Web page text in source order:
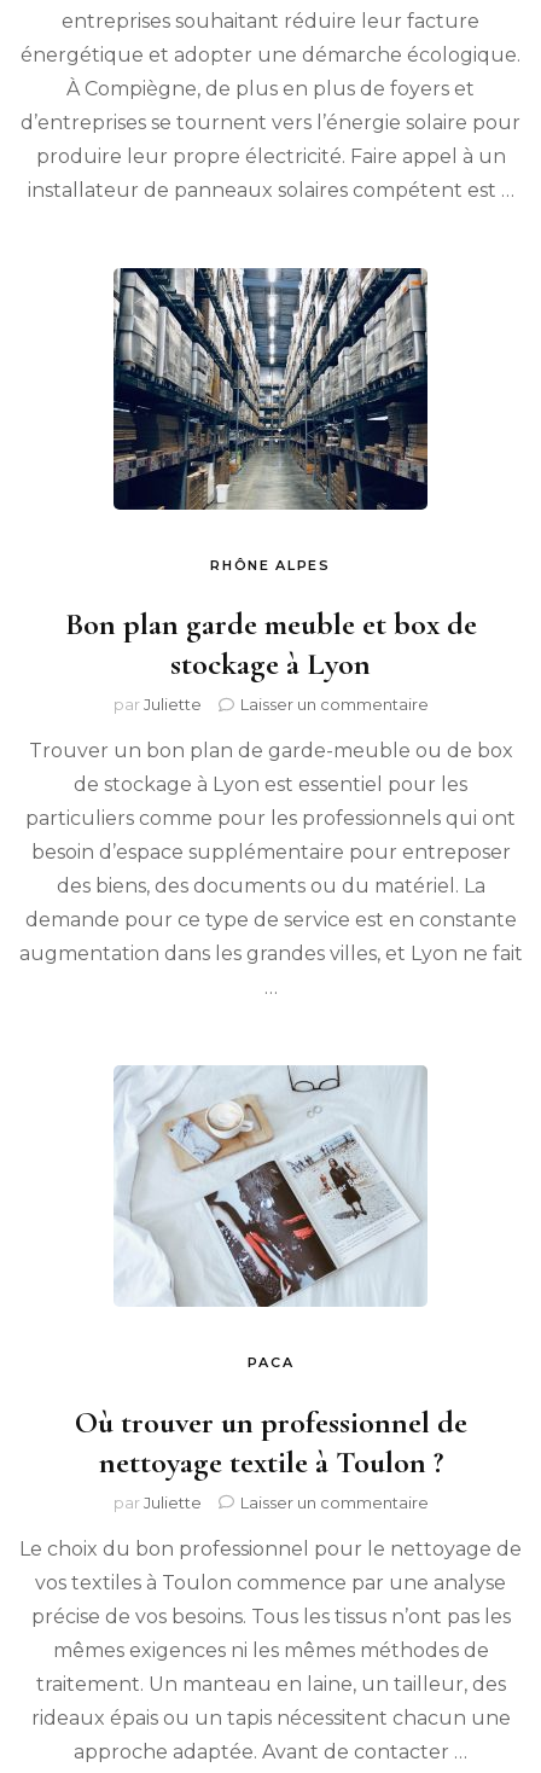
à
Compiègne,
pour
trouver
bon
entreprises souhaitant réduire leur facture
énergétique et adopter une démarche écologique.
À Compiègne, de plus en plus de foyers et
d’entreprises se tournent vers l’énergie solaire pour
produire leur propre électricité. Faire appel à un
installateur de panneaux solaires compétent est …
RHÔNE ALPES
Bon plan garde meuble et box de
stockage à Lyon
parJuliette Laisser un commentairesur
plan
garde
et
box
de
stockage
à
Lyon
Trouver un bon plan de garde-meuble ou de box
de stockage à Lyon est essentiel pour les
particuliers comme pour les professionnels qui ont
besoin d’espace supplémentaire pour entreposer
des biens, des documents ou du matériel. La
demande pour ce type de service est en constante
augmentation dans les grandes villes, et Lyon ne fait
…
PACA
Où trouver un professionnel de
nettoyage textile à Toulon ?
parJuliette Laisser un commentairesur
trouver
professionnel
de
nettoyage
à
Toulon
Le choix du bon professionnel pour le nettoyage de
vos textiles à Toulon commence par une analyse
précise de vos besoins. Tous les tissus n’ont pas les
mêmes exigences ni les mêmes méthodes de
traitement. Un manteau en laine, un tailleur, des
rideaux épais ou un tapis nécessitent chacun une
approche adaptée. Avant de contacter …